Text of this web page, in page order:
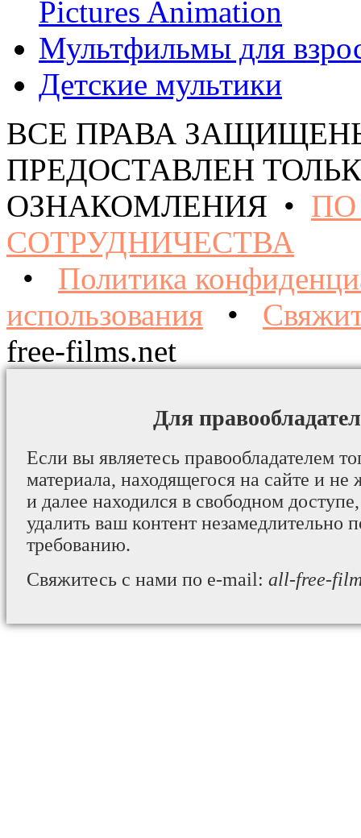
Pictures Animation
Мультфильмы для
Детские мультики
ВСЕ ПРАВА
ПРЕДОСТАВЛЕН
ОЗНАКОМЛЕНИЯ •
СОТРУДНИЧЕСТВА
• Политика
использования •
free-films.net
Для
Если вы являетесь правообладателем
материала, находящегося на сайте и не
и далее находился в свободном
удалить ваш контент незамедлительно
требованию.
Свяжитесь с нами по e-mail: all-free-